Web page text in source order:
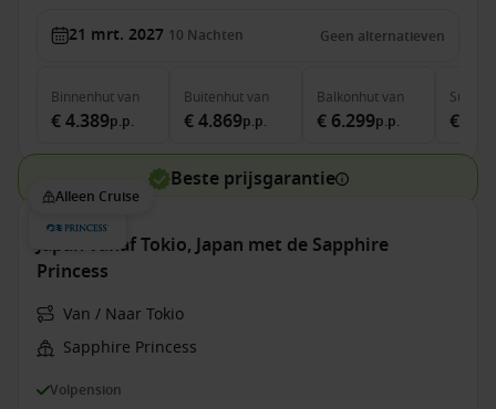
21 mrt. 2027 10 Nachten Geen alternatieven
Binnenhutvan
€ 4.389p.p.
Buitenhutvan
€ 4.869p.p.
Balkonhutvan
€ 6.299p.p.
Suite
€
Beste prijsgarantie
Alleen Cruise
Japan vanaf Tokio, Japan met de Sapphire
Princess
Van / Naar Tokio
Sapphire Princess
Volpension